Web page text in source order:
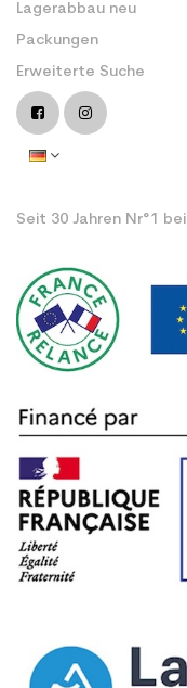
Lagerabbau neu
Packungen
Erweiterte Suche
Seit 30 Jahren Nr°1